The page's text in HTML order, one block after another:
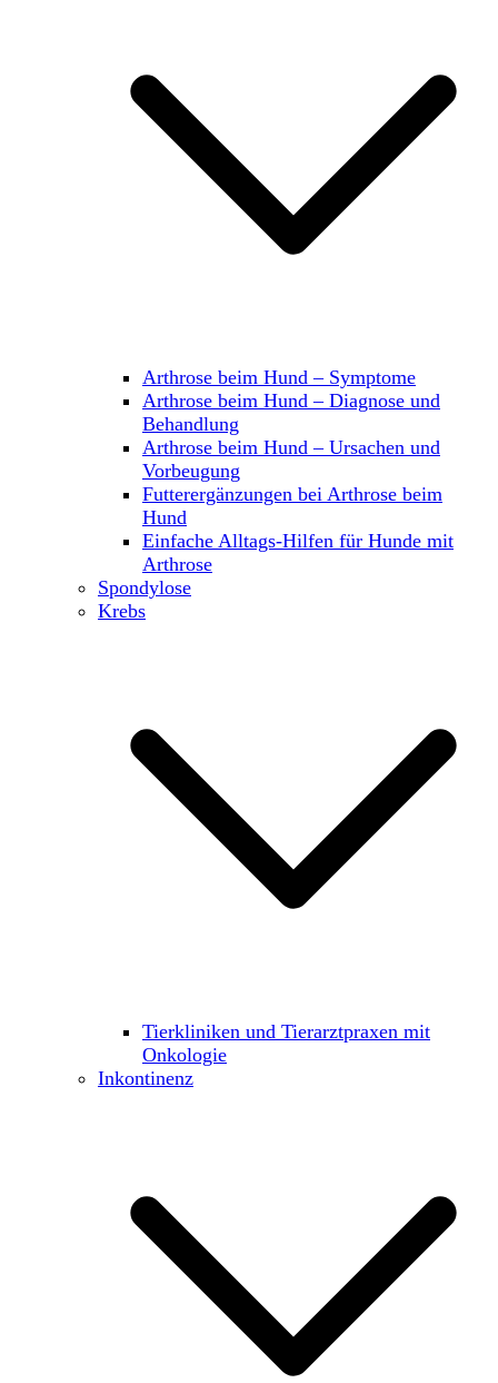
Arthrose beim Hund – Symptome
Arthrose beim Hund – Diagnose und
Behandlung
Arthrose beim Hund – Ursachen und
Vorbeugung
Futterergänzungen bei Arthrose beim
Hund
Einfache Alltags-Hilfen für Hunde mit
Arthrose
Spondylose
Krebs
Tierkliniken und Tierarztpraxen mit
Onkologie
Inkontinenz